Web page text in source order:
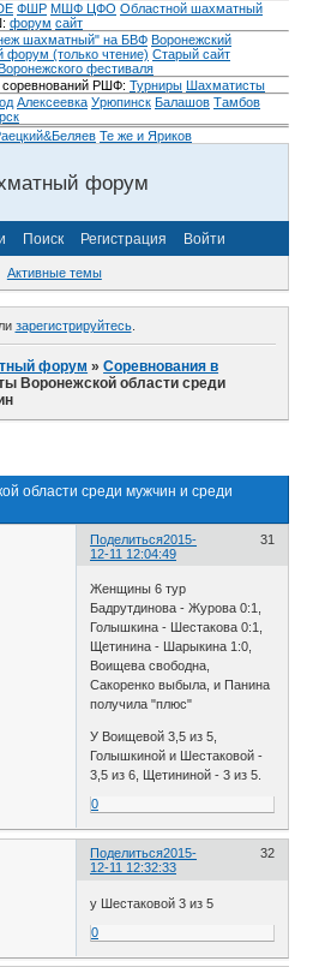
ФШР МШФ ЦФО Областной шахматный
форум сайт
шахматный" на БВФ Воронежский
форум (только чтение) Старый сайт
фестиваля
соревнований РШФ: Турниры Шахматисты
Алексеевка Урюпинск Балашов Тамбов
Те же и Яриков
форум
Поиск Регистрация Войти
Активные темы
зарегистрируйтесь.
форум »Соревнования в
Воронежской области среди
области среди мужчин и среди
Поделиться 31
2015-
12-11 12:04:49
Женщины 6 тур
Бадрутдинова - Журова 0:1,
Голышкина - Шестакова 0:1,
Щетинина - Шарыкина 1:0,
Воищева свободна,
Сакоренко выбыла, и Панина
получила "плюс"
У Воищевой 3,5 из 5,
Голышкиной и Шестаковой -
3,5 из 6, Щетининой - 3 из 5.
0
Поделиться 32
2015-
12-11 12:32:33
у Шестаковой 3 из 5
0